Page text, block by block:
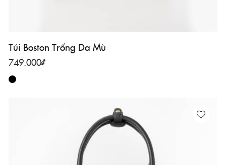
Túi Boston Trống Da Mù
749.000₫